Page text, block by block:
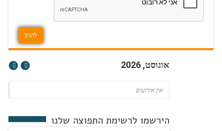
אוגוסט, 2026
אין אירועים
הירשמו לרשימת התפוצה שלנו